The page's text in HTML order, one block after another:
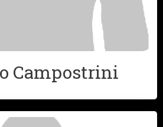
Campostrini